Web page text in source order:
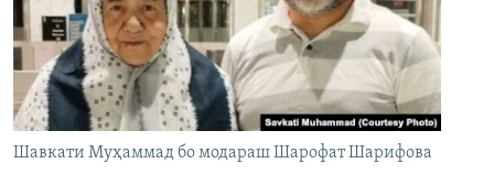
Шавкати Муҳаммад бо модараш Шарофат Шарифова